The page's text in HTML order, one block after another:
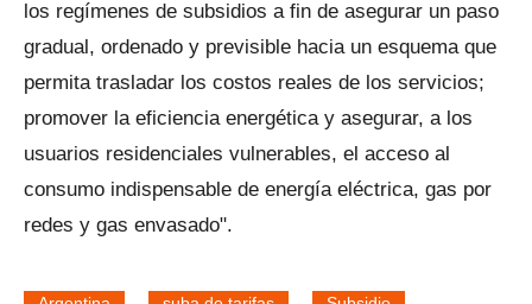
los regímenes de subsidios a fin de asegurar un paso
gradual, ordenado y previsible hacia un esquema que
permita trasladar los costos reales de los servicios;
promover la eficiencia energética y asegurar, a los
usuarios residenciales vulnerables, el acceso al
consumo indispensable de energía eléctrica, gas por
redes y gas envasado".